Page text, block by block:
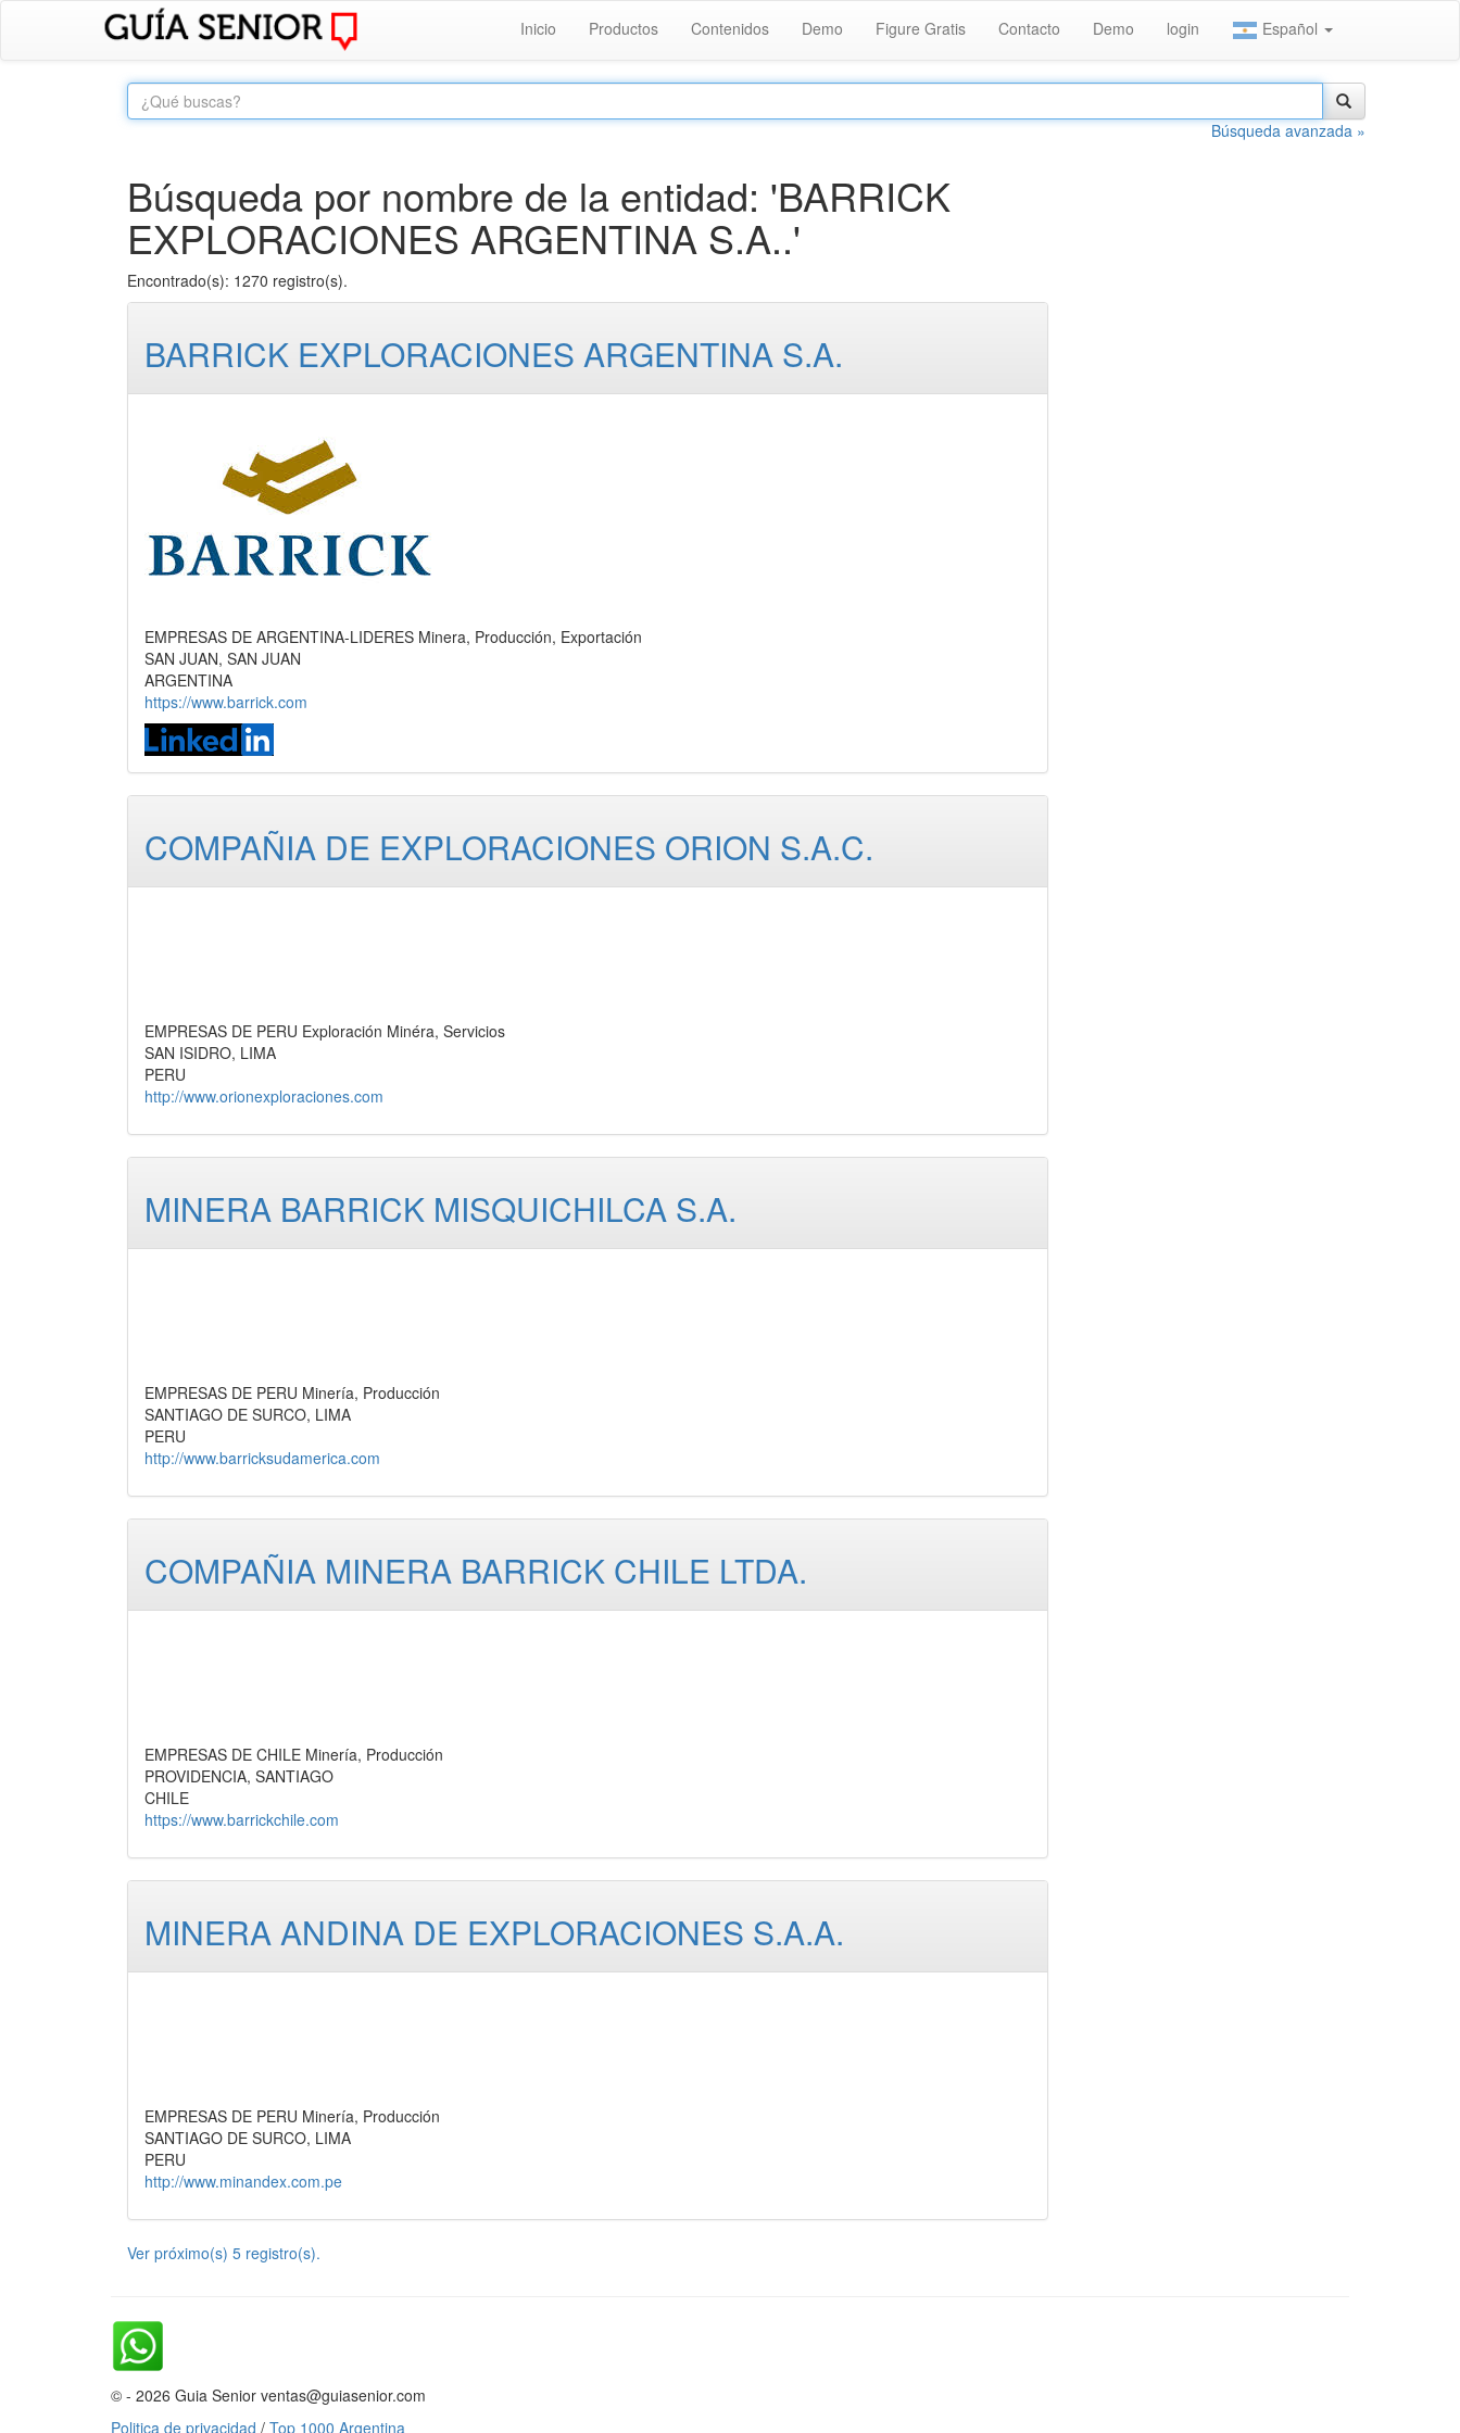
Inicio Productos Contenidos Demo Figure Gratis Contacto Demo login Español
Búsqueda avanzada »
Búsqueda por nombre de la entidad: 'BARRICK
EXPLORACIONES ARGENTINA S.A..'
Encontrado(s): 1270 registro(s).
BARRICK EXPLORACIONES ARGENTINA S.A.
EMPRESAS DE ARGENTINA-LIDERES Minera, Producción, Exportación
SAN JUAN, SAN JUAN
ARGENTINA
https://www.barrick.com
COMPAÑIA DE EXPLORACIONES ORION S.A.C.
EMPRESAS DE PERU Exploración Minéra, Servicios
SAN ISIDRO, LIMA
PERU
http://www.orionexploraciones.com
MINERA BARRICK MISQUICHILCA S.A.
EMPRESAS DE PERU Minería, Producción
SANTIAGO DE SURCO, LIMA
PERU
http://www.barricksudamerica.com
COMPAÑIA MINERA BARRICK CHILE LTDA.
EMPRESAS DE CHILE Minería, Producción
PROVIDENCIA, SANTIAGO
CHILE
https://www.barrickchile.com
MINERA ANDINA DE EXPLORACIONES S.A.A.
EMPRESAS DE PERU Minería, Producción
SANTIAGO DE SURCO, LIMA
PERU
http://www.minandex.com.pe
Ver próximo(s) 5 registro(s).
© - 2026 Guia Senior ventas@guiasenior.com
Politica de privacidad / Top 1000 Argentina